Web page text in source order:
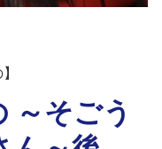
～そごう